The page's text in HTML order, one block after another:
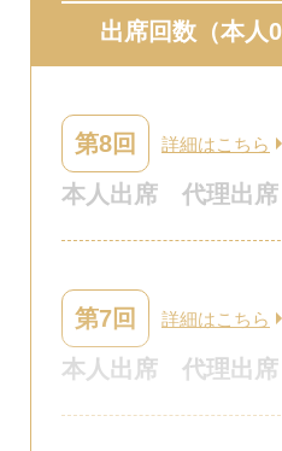
出席回数（本人
第8回 詳細はこちら
本人出席 代理出席
第7回 詳細はこちら
本人出席 代理出席